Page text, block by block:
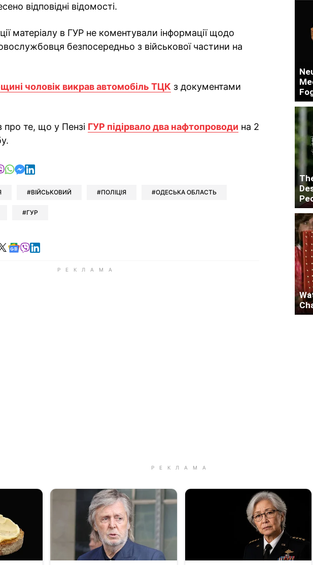
відповідні відомості.
матеріалу в ГУР не коментували інформації щодо
безпосередньо з військової частини на
чоловік викрав автомобіль ТЦК з документами
про те, що у Пензі ГУР підірвало два нафтопроводи на 2
у Telegram
у Facebook
у X
відправити у Viber
відправити у Whatsapp
відправити у Messenger
відправити у LinkedIn
ВІЙСЬКОВИЙ ПОЛІЦІЯ ОДЕСЬКА ОБЛАСТЬ
ГУР
у Telegram
у Facebook
Читайте у X
Читайте у Google news
Читайте у Viber
Читайте у LinkedIn